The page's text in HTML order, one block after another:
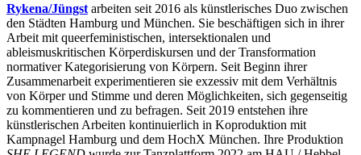
Rykena/Jüngst arbeiten seit 2016 als künstlerisches Duo zwischen
den Städten Hamburg und München. Sie beschäftigen sich in ihrer
Arbeit mit queerfeministischen, intersektionalen und
ableismuskritischen Körperdiskursen und der Transformation
normativer Kategorisierung von Körpern. Seit Beginn ihrer
Zusammenarbeit experimentieren sie exzessiv mit dem Verhältnis
von Körper und Stimme und deren Möglichkeiten, sich gegenseitig
zu kommentieren und zu befragen. Seit 2019 entstehen ihre
künstlerischen Arbeiten kontinuierlich in Koproduktion mit
Kampnagel Hamburg und dem HochX München. Ihre Produktion